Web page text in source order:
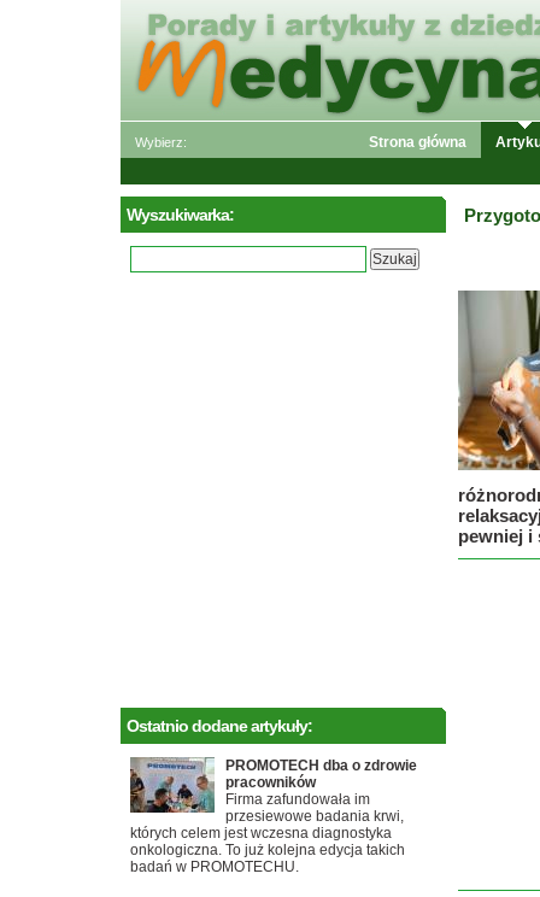
Wybierz: Strona główna
pewniej i
Wyszukiwarka:
Ostatnio dodane artykuły:
PROMOTECH dba o zdrowie
pracowników
Firma zafundowała im
przesiewowe badania krwi,
których celem jest wczesna diagnostyka
onkologiczna. To już kolejna edycja takich
badań w PROMOTECHU.